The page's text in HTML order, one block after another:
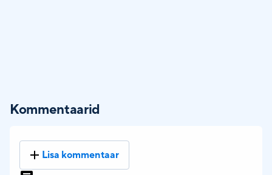
Kommentaarid
Lisa kommentaar